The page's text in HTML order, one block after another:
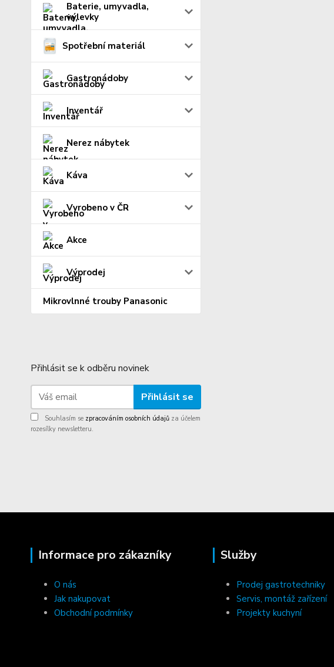
Baterie, umyvadla,
výlevky
Spotřební materiál
Gastronádoby
Inventář
Nerez nábytek
Káva
Vyrobeno v ČR
Akce
Výprodej
Mikrovlnné trouby Panasonic
Přihlásit se k odběru novinek
Přihlásit se
Souhlasím se zpracováním osobních údajů za účelem
rozesílky newsletteru.
Informace pro zákazníky
O nás
Jak nakupovat
Obchodní podmínky
Služby
Prodej gastrotechniky
Servis, montáž zařízení
Projekty kuchyní